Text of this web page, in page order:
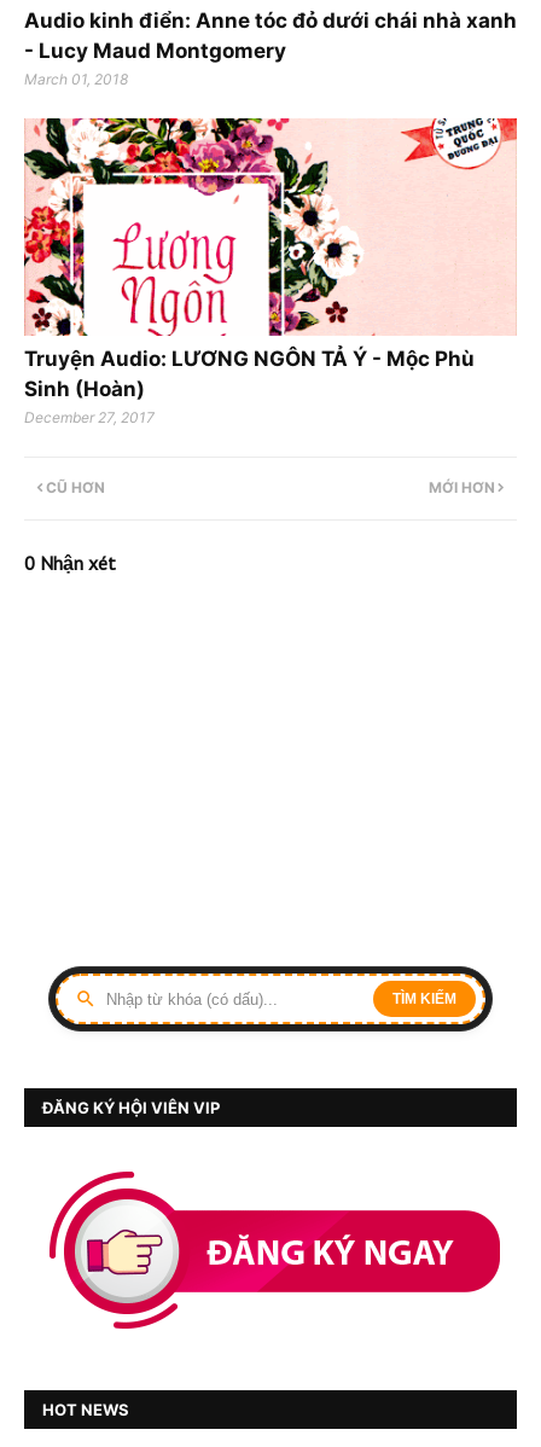
Audio kinh điển: Anne tóc đỏ dưới chái nhà xanh
- Lucy Maud Montgomery
March 01, 2018
Truyện Audio: LƯƠNG NGÔN TẢ Ý - Mộc Phù
Sinh (Hoàn)
December 27, 2017
MỚI HƠN
CŨ HƠN
0 Nhận xét
TÌM KIẾM
ĐĂNG KÝ HỘI VIÊN VIP
HOT NEWS